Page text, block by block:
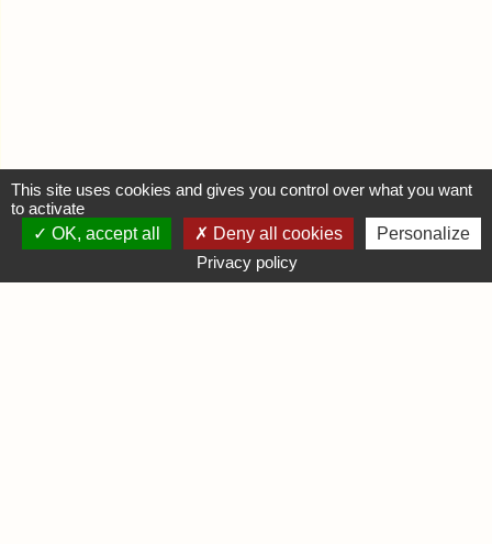
MON COMPTE
This site uses cookies and gives you control over what you want
to activate
OK, accept all
Deny all cookies
Personalize
Privacy policy